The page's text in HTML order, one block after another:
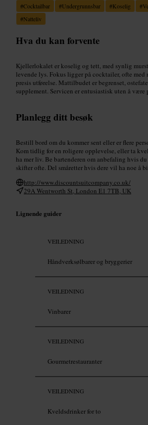
#Cocktailbar #Undergrunnsbar #Koselig #
#Natteliv
Hva du kan forvente
Kjellerlokalet er koselig og tett, med synlig
levende lys. Fokus ligger på cocktailer, ofte med
presis utførelse. Mattilbudet er begrenset,
supplement. Servicen er entusiastisk uten å være
Planlegg ditt besøk
Bestill bord om du kommer sent eller er flere
Kom tidlig for en roligere opplevelse, eller ta
ha mer liv. Be bartenderen om anbefaling hvis
skifter ofte. Del småretter hvis dere vil ha noe å
http://www.discountsuitcompany.co.uk/
29A Wentworth St, London E1 7TB, UK
Lignende guider
VEILEDNING
Håndverksølbarer og bryggerier
VEILEDNING
Vinbarer
VEILEDNING
Gourmetrestauranter
VEILEDNING
Kveldsdrinker for to